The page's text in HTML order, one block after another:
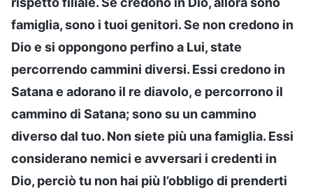
famiglia, sono i tuoi genitori. Se non credono in
Dio e si oppongono perfino a Lui, state
percorrendo cammini diversi. Essi credono in
Satana e adorano il re diavolo, e percorrono il
cammino di Satana; sono su un cammino
diverso dal tuo. Non siete più una famiglia. Essi
considerano nemici e avversari i credenti in
Dio, perciò tu non hai più l’obbligo di prenderti